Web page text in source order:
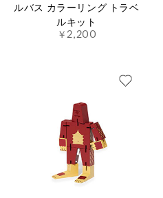
ルバス カラーリング トラベ
ルキット
￥2,200